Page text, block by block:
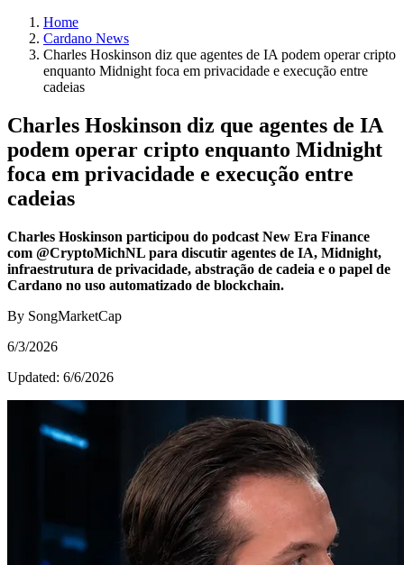
Home
Cardano News
Charles Hoskinson diz que agentes de IA podem operar cripto
enquanto Midnight foca em privacidade e execução entre
cadeias
Charles Hoskinson diz que agentes de IA
podem operar cripto enquanto Midnight
foca em privacidade e execução entre
cadeias
Charles Hoskinson participou do podcast New Era Finance
com @CryptoMichNL para discutir agentes de IA, Midnight,
infraestrutura de privacidade, abstração de cadeia e o papel de
Cardano no uso automatizado de blockchain.
By SongMarketCap
6/3/2026
Updated: 6/6/2026